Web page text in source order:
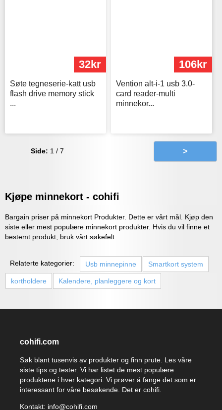
32kr
Søte tegneserie-katt usb
flash drive memory stick
...
106kr
Vention alt-i-1 usb 3.0-
card reader-multi
minnekor...
Side: 1 / 7 >
Kjøpe minnekort - cohifi
Bargain priser på minnekort Produkter. Dette er vårt mål. Kjøp den
siste eller mest populære minnekort produkter. Hvis du vil finne et
bestemt produkt, bruk vårt søkefelt.
Relaterte kategorier: Usb minnepinne Smartkort system
kortholdere Kalendere, planleggere og kort
cohifi.com
Søk blant tusenvis av produkter og finn prute. Les våre
siste tips og tester. Vi har listet de mest populære
produktene i hver kategori. Vi prøver å fange det som er
interessant for våre besøkende. Det er cohifi.
Kontakt: info@cohifi.com